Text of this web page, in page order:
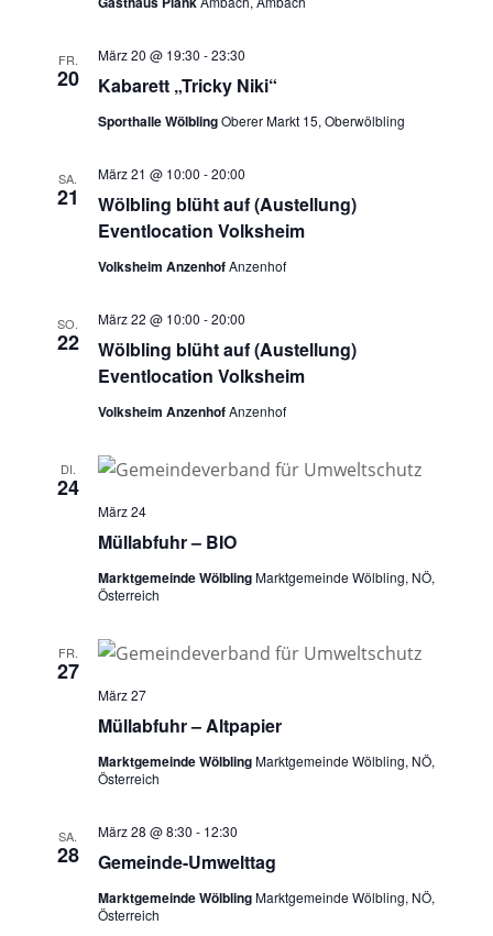
FR.
20 Kabarett „Tricky Niki“
März 20 @ 19:30 -23:30
Sporthalle WölblingOberer Markt 15, Oberwölbling
SA.
21
Wölbling blüht auf (Austellung)
Eventlocation Volksheim
März 21 @ 10:00 -20:00
Volksheim AnzenhofAnzenhof
SO.
22
Wölbling blüht auf (Austellung)
Eventlocation Volksheim
März 22 @ 10:00 -20:00
Volksheim AnzenhofAnzenhof
DI.
24
Müllabfuhr – BIO
März 24
Marktgemeinde WölblingMarktgemeinde Wölbling, NÖ,
Österreich
FR.
27
Müllabfuhr – Altpapier
März 27
Marktgemeinde WölblingMarktgemeinde Wölbling, NÖ,
Österreich
SA.
28 Gemeinde-Umwelttag
März 28 @ 8:30 - 12:30
Marktgemeinde WölblingMarktgemeinde Wölbling, NÖ,
Österreich